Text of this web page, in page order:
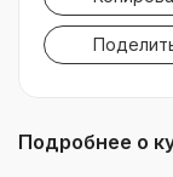
Подробнее о